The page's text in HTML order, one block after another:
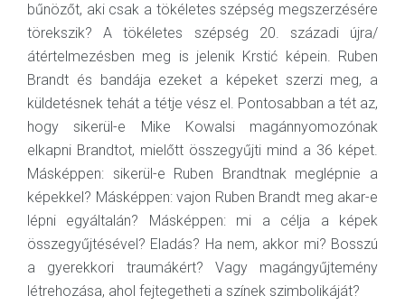
bűnözőt, aki csak a tökéletes szépség megszerzésére
törekszik? A tökéletes szépség 20. századi újra/
átértelmezésben meg is jelenik Krstić képein. Ruben
Brandt és bandája ezeket a képeket szerzi meg, a
küldetésnek tehát a tétje vész el. Pontosabban a tét az,
hogy sikerül-e Mike Kowalsi magánnyomozónak
elkapni Brandtot, mielőtt összegyűjti mind a 36 képet.
Másképpen: sikerül-e Ruben Brandtnak meglépnie a
képekkel? Másképpen: vajon Ruben Brandt meg akar-e
lépni egyáltalán? Másképpen: mi a célja a képek
összegyűjtésével? Eladás? Ha nem, akkor mi? Bosszú
a gyerekkori traumákért? Vagy magángyűjtemény
létrehozása, ahol fejtegetheti a színek szimbolikáját?